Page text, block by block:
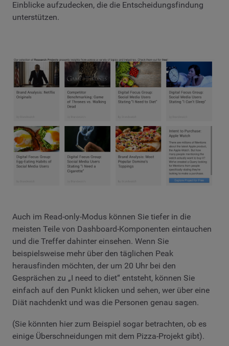
Einblicke aufzudecken, die die Entscheidungsfindung
unterstützen.
Auch im Read-only-Modus können Sie tiefer in die
meisten Teile von Dashboard-Komponenten eintauchen
und die Treffer dahinter einsehen. Wenn Sie
beispielsweise mehr über den täglichen Peak
herausfinden möchten, der um 20 Uhr bei den
Gesprächen zu „I need to diet“ entsteht, können Sie
einfach auf den Punkt klicken und sehen, wer über eine
Diät nachdenkt und was die Personen genau sagen.
(Sie könnten hier zum Beispiel sogar betrachten, ob es
einige Überschneidungen mit dem Pizza-Projekt gibt).